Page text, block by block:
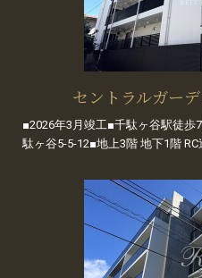
セントラルガー
■2026年3月竣工■千駄ヶ谷駅徒
駄ヶ谷5-5-12■地上3階 地下1階 RC